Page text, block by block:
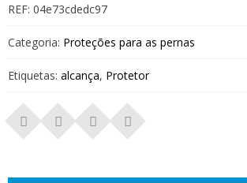
REF: 04e73cdedc97
Categoria: Proteções para as pernas
Etiquetas: alcança, Protetor